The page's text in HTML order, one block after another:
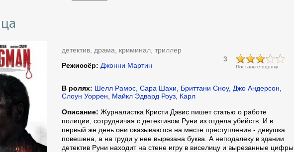
детектив, драма, криминал, триллер
Поставьте оценку
3
Режиссёр: Джонни Мартин
В ролях: Шелл Рамос, Сара Шахи, Бриттани Сноу, Джо Андерсон,
Слоун Уоррен, Майкл Эдвард Роуз, Карл
Описание: Журналистка Кристи Дэвис пишет статью о работе
полиции, сотрудничая с детективом Руни из отдела убийств. И в
первый же день они оказываются на месте преступления - девушка
повешена, а на груди у нее вырезана буква. А неподалеку в здании
детектив Руни находит на стене игру в виселицу и вырезанные цифры,